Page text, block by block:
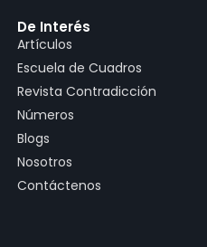
De Interés
Artículos
Escuela de Cuadros
Revista Contradicción
Números
Blogs
Nosotros
Contáctenos